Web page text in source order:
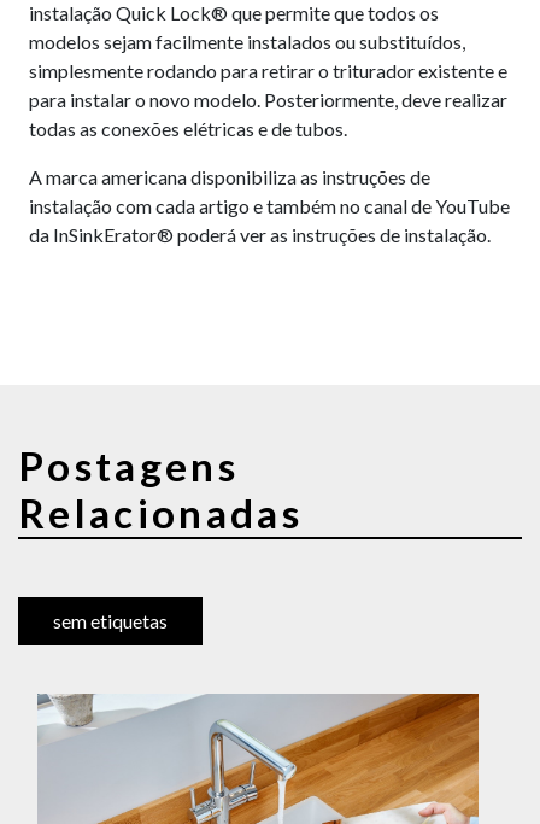
instalação Quick Lock® que permite que todos os
modelos sejam facilmente instalados ou substituídos,
simplesmente rodando para retirar o triturador existente e
para instalar o novo modelo. Posteriormente, deve realizar
todas as conexões elétricas e de tubos.
A marca americana disponibiliza as instruções de
instalação com cada artigo e também no canal de YouTube
da InSinkErator® poderá ver as instruções de instalação.
Postagens
Relacionadas
sem etiquetas